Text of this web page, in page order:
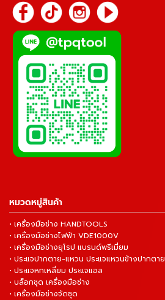
หมวดหมู่สินค้า
• เครื่องมือช่าง HANDTOOLS
• เครื่องมือช่างไฟฟ้า VDE1000V
• เครื่องมือช่างยุโรป แบรนด์พรีเมี่ยม
• ประแจปากตาย-แหวน ประแจแหวนข้างปากตาย
• ประแจหกเหลี่ยม ประแจแอล
• บล็อกชุด เครื่องมือช่าง
• เครื่องมือช่างจัดชุด